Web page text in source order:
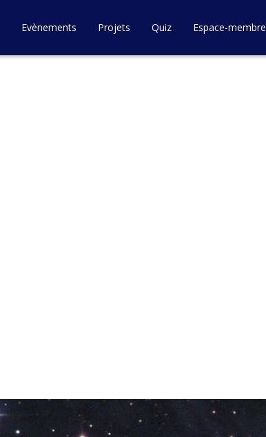
Evènements Projets Quiz Espace-membre